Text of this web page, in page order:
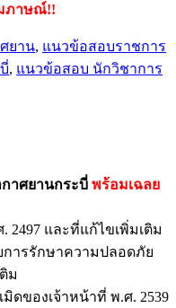
ภาษณ์!!
ยาน, แนวข้อสอบราชการ
, แนวข้อสอบ นักวิชาการ
าศยานกระบี่ พร้อมเฉลย
และที่แก้ไขเพิ่มเติม
การรักษาความปลอดภัย
ม
ดของเจ้าหน้าที่ พ.ศ. 2539